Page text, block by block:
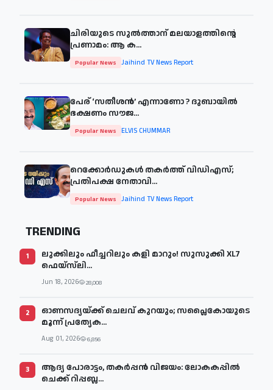
ചിരിയുടെ സുൽത്താന് മലയാളത്തിന്റെ
പ്രണാമം: ആ ക...
Popular News Jaihind TV News Report
പേര് ‘സതീശന്‍’ എന്നാണോ ? ദുബായില്‍
ഭക്ഷണം സൗജ...
Popular News ELVIS CHUMMAR
റെക്കോർഡുകൾ തകർത്ത് വിഡിഎസ്;
പ്രതിപക്ഷ നേതാവി...
Popular News Jaihind TV News Report
TRENDING
1
ലുക്കിലും ഫീച്ചറിലും കളി മാറും! സുസുക്കി XL7
ഫെയ്‌സ്‌ലി...
Jun 18, 2026 28,008
2
ഓണസദ്യയ്ക്ക് ചെലവ് കുറയും; സപ്ലൈകോയുടെ
മൂന്ന് പ്രത്യേക...
Aug 01, 2026 6,856
3
ആദ്യ പോരാട്ടം, തകർപ്പൻ വിജയം: ലോകകപ്പിൽ
ചെക്ക് റിപ്പബ്ല...